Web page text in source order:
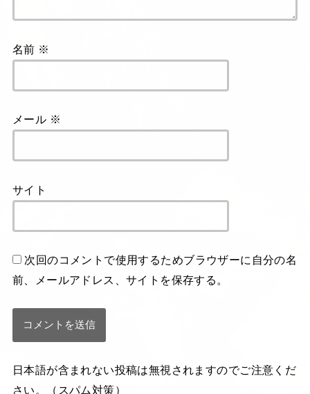
名前 ※
メール ※
サイト
次回のコメントで使用するためブラウザーに自分の名
前、メールアドレス、サイトを保存する。
日本語が含まれない投稿は無視されますのでご注意くだ
さい。（スパム対策）